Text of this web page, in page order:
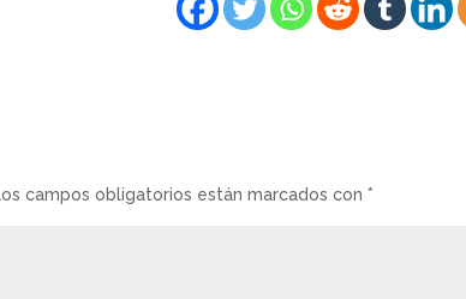
campos obligatorios están marcados con *